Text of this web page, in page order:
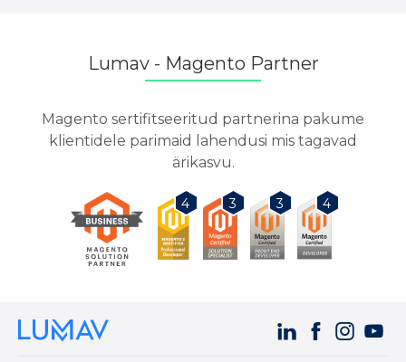
Lumav - Magento Partner
Magento sertifitseeritud partnerina pakume
klientidele parimaid lahendusi mis tagavad
ärikasvu.
4 3 3 4